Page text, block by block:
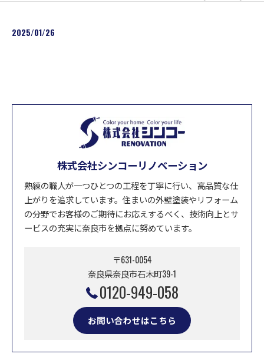
2025/01/26
株式会社シンコーリノベーション
熟練の職人が一つひとつの工程を丁寧に行い、高品質な仕
上がりを追求しています。住まいの外壁塗装やリフォーム
の分野でお客様のご期待にお応えするべく、技術向上とサ
ービスの充実に奈良市を拠点に努めています。
〒631-0054
奈良県奈良市石木町39-1
0120-949-058
お問い合わせはこちら